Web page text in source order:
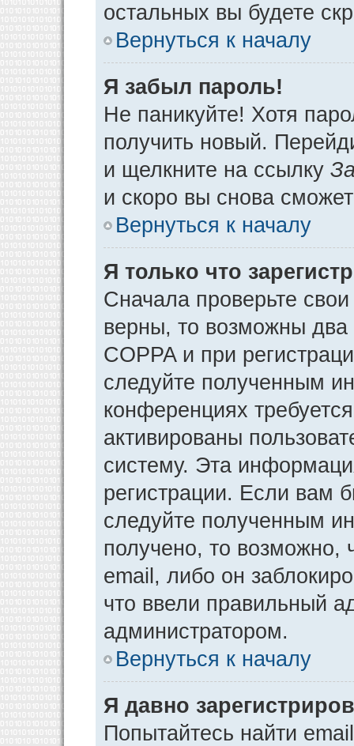
остальных вы будете
Вернуться к началу
Я забыл пароль!
Не паникуйте! Хотя
получить новый.
и щелкните на ссылку
и скоро вы снова
Вернуться к началу
Я только что
Сначала проверьте
верны, то возможны
COPPA и при
следуйте полученным
конференциях
активированы
систему. Эта
регистрации. Если вам
следуйте полученным
получено, то возможно,
email, либо он
что ввели правильный
администратором.
Вернуться к началу
Я давно
Попытайтесь найти